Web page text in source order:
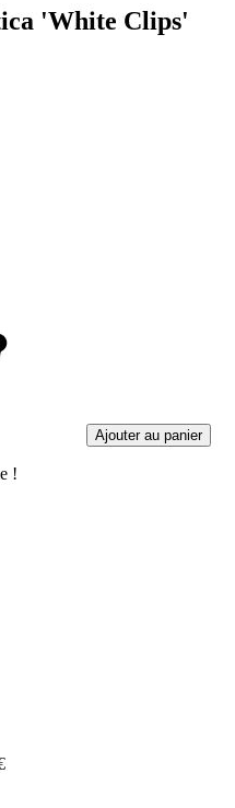
'White Clips'
Ajouter au panier
!